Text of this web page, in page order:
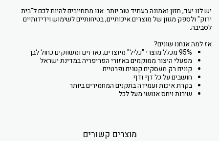
יש לנו יעד, חזון ואמונה בעתיד טוב יותר. אנו מתחייבים להיות לכם ל"בית
ירוק" ולספק מגוון של מוצרים איכותיים, בטיחותיים לשימוש וידידותיים
לסביבה.
אז למה אנחנו שונים?
95% מכלל מוצרי "כליל" מיוצרים, נארזים ומשווקים כחול לבן
מפעלי היצור ממוקמים באזורי הפריפריה במדינת ישראל
קונים רק מעסקים קטנים ופרטיים
חושבים על כל דף ודף
בקרת איכות ועמידה בתקנים המחמירים ביותר
שירות ויחס אנושי מעל לכל
מוצרים קשורים